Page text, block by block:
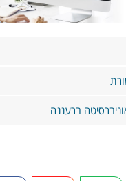
ברעננה